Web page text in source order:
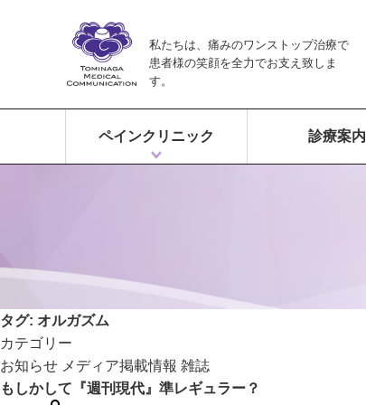
私たちは、痛みのワンストップ治療で
患者様の笑顔を全力でお支え致しま
す。
ペインクリニック 診療案内
タグ: オルガズム
カテゴリー
お知らせ メディア掲載情報 雑誌
もしかして『週刊現代』準レギュラー？